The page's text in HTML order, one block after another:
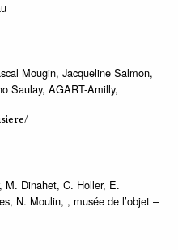
Mougin, Jacqueline Salmon,
Saulay, AGART-Amilly,
M. Dinahet, C. Holler, E.
N. Moulin, , musée de l’objet –